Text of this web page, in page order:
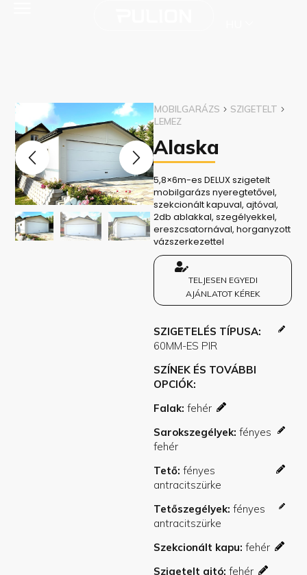
MOBILGARÁZS
SZIGETELT
LEMEZ
Alaska
5,8×6m-es DELUX szigetelt
mobilgarázs nyeregtetővel,
szekcionált kapuval, ajtóval,
2db ablakkal, szegélyekkel,
ereszcsatornával, horganyzott
vázszerkezettel
TELJESEN EGYEDI
AJÁNLATOT KÉREK
SZIGETELÉS TÍPUSA
SZÍNEK ÉS TOVÁBBI
OPCIÓK
Falak
Sarokszegélyek
Tető
Tetőszegélyek
Szekcionált kapu
Szigetelt ajtó